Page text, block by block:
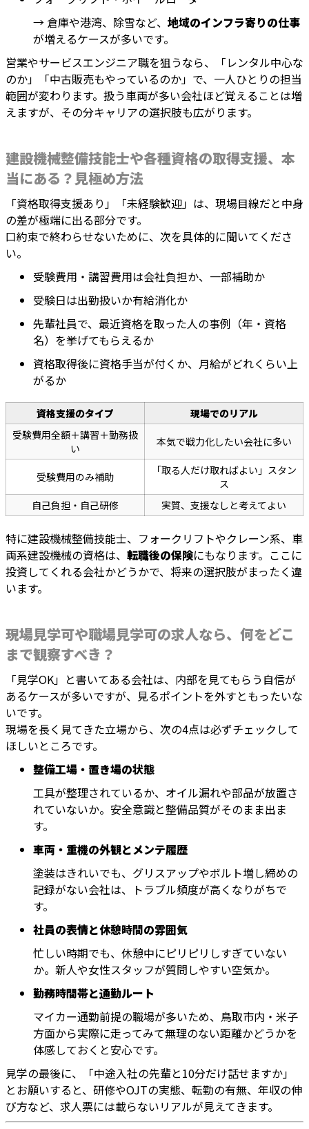
→ 倉庫や港湾、除雪など、 地域のインフラ寄りの仕事
が増えるケースが多いです。
営業やサービスエンジニア職を狙うなら、「レンタル中心な
のか」「中古販売もやっているのか」で、一人ひとりの担当
範囲が変わります。扱う車両が多い会社ほど覚えることは増
えますが、その分キャリアの選択肢も広がります。
建設機械整備技能士や各種資格の取得支援、本
当にある？見極め方法
「資格取得支援あり」「未経験歓迎」は、現場目線だと中身
の差が極端に出る部分です。
口約束で終わらせないために、次を具体的に聞いてくださ
い。
受験費用・講習費用は会社負担か、一部補助か
受験日は出勤扱いか有給消化か
先輩社員で、最近資格を取った人の事例（年・資格
名）を挙げてもらえるか
資格取得後に資格手当が付くか、月給がどれくらい上
がるか
資格支援のタイプ
現場でのリアル
受験費用全額＋講習＋勤務扱
い
本気で戦力化したい会社に多い
受験費用のみ補助
「取る人だけ取ればよい」スタン
ス
自己負担・自己研修
実質、支援なしと考えてよい
特に建設機械整備技能士、フォークリフトやクレーン系、車
両系建設機械の資格は、 転職後の保険にもなります。ここに
投資してくれる会社かどうかで、将来の選択肢がまったく違
います。
現場見学可や職場見学可の求人なら、何をどこ
まで観察すべき？
「見学OK」と書いてある会社は、内部を見てもらう自信が
あるケースが多いですが、見るポイントを外すともったいな
いです。
現場を長く見てきた立場から、次の4点は必ずチェックして
ほしいところです。
整備工場・置き場の状態
工具が整理されているか、オイル漏れや部品が放置さ
れていないか。安全意識と整備品質がそのまま出ま
す。
車両・重機の外観とメンテ履歴
塗装はきれいでも、グリスアップやボルト増し締めの
記録がない会社は、トラブル頻度が高くなりがちで
す。
社員の表情と休憩時間の雰囲気
忙しい時期でも、休憩中にピリピリしすぎていない
か。新人や女性スタッフが質問しやすい空気か。
勤務時間帯と通勤ルート
マイカー通勤前提の職場が多いため、鳥取市内・米子
方面から実際に走ってみて無理のない距離かどうかを
体感しておくと安心です。
見学の最後に、「中途入社の先輩と10分だけ話せますか」
とお願いすると、研修やOJTの実態、転勤の有無、年収の伸
び方など、求人票には載らないリアルが見えてきます。